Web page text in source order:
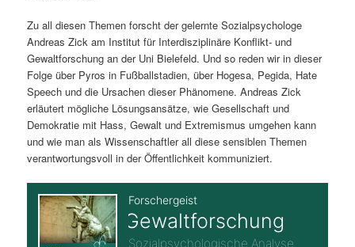
n
g
e
n
r
i
n
g
e
n
Zu all diesen Themen forscht der gelernte Sozialpsychologe
Andreas Zick am Institut für Interdisziplinäre Konflikt- und
Gewaltforschung an der Uni Bielefeld. Und so reden wir in dieser
Folge über Pyros in Fußballstadien, über Hogesa, Pegida, Hate
Speech und die Ursachen dieser Phänomene. Andreas Zick
erläutert mögliche Lösungsansätze, wie Gesellschaft und
Demokratie mit Hass, Gewalt und Extremismus umgehen kann
und wie man als Wissenschaftler all diese sensiblen Themen
verantwortungsvoll in der Öffentlichkeit kommuniziert.